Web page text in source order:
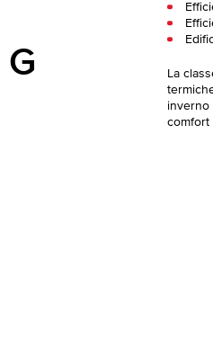
G
La
inverno
comfort